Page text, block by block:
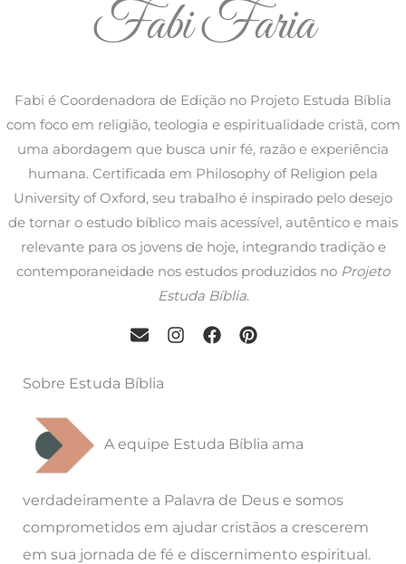
Fabi Faria
Fabi é Coordenadora de Edição no Projeto Estuda Bíblia
com foco em religião, teologia e espiritualidade cristã, com
uma abordagem que busca unir fé, razão e experiência
humana. Certificada em Philosophy of Religion pela
University of Oxford, seu trabalho é inspirado pelo desejo
de tornar o estudo bíblico mais acessível, autêntico e mais
relevante para os jovens de hoje, integrando tradição e
contemporaneidade nos estudos produzidos no Projeto
Estuda Bíblia.
Sobre Estuda Bíblia
A equipe Estuda Bíblia ama
verdadeiramente a Palavra de Deus e somos
comprometidos em ajudar cristãos a crescerem
em sua jornada de fé e discernimento espiritual.